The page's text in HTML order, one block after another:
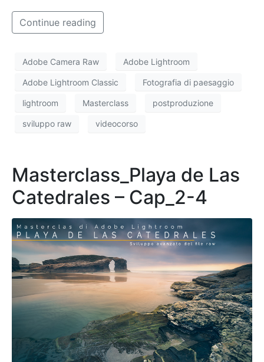
Continue reading
Adobe Camera Raw Adobe Lightroom
Adobe Lightroom Classic Fotografia di paesaggio
lightroom Masterclass postproduzione
sviluppo raw videocorso
Masterclass_Playa de Las
Catedrales – Cap_2-4